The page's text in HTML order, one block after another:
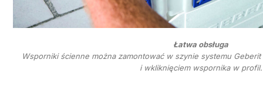
Łatwa obsługa
Wsporniki ścienne można zamontować w szynie systemu
i wkliknięciem wspornika w profil.